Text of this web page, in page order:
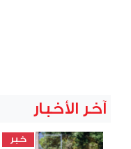
آخر الأخبار
خبر